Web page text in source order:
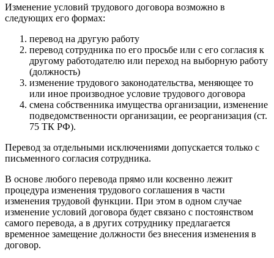
Изменение условий трудового договора возможно в
следующих его формах:
перевод на другую работу
перевод сотрудника по его просьбе или с его согласия к
другому работодателю или переход на выборную работу
(должность)
изменение трудового законодательства, меняющее то
или иное производное условие трудового договора
смена собственника имущества организации, изменение
подведомственности организации, ее реорганизация (ст.
75 ТК РФ).
Перевод за отдельными исключениями допускается только с
письменного согласия сотрудника.
В основе любого перевода прямо или косвенно лежит
процедура изменения трудового соглашения в части
изменения трудовой функции. При этом в одном случае
изменение условий договора будет связано с постоянством
самого перевода, а в других сотруднику предлагается
временное замещение должности без внесения изменения в
договор.